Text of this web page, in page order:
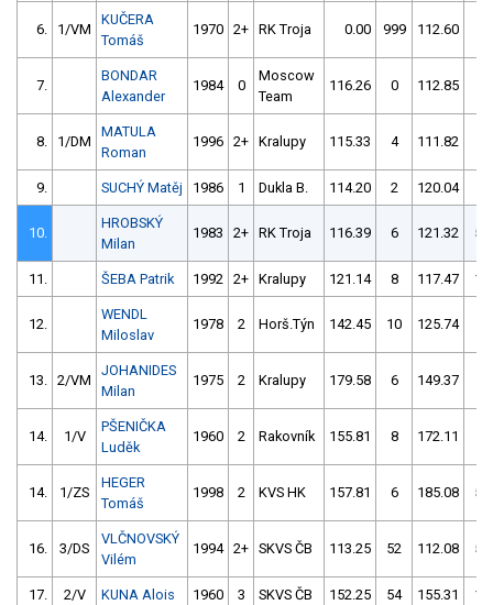
6. 1/VM
KUČERA
Tomáš
1970 2+ RK Troja 0.00 999 112.60
7.
BONDAR
Alexander
1984 0
Moscow
Team
116.26 0 112.85
8. 1/DM
MATULA
Roman
1996 2+ Kralupy 115.33 4 111.82
9. SUCHÝ Matěj 1986 1 Dukla B. 114.20 2 120.04
10.
HROBSKÝ
Milan
1983 2+ RK Troja 116.39 6 121.32 52
11. ŠEBA Patrik 1992 2+ Kralupy 121.14 8 117.47 10
12.
WENDL
Miloslav
1978 2 Horš.Týn 142.45 10 125.74
13. 2/VM
JOHANIDES
Milan
1975 2 Kralupy 179.58 6 149.37
14. 1/V
PŠENIČKA
Luděk
1960 2 Rakovník 155.81 8 172.11
14. 1/ZS
HEGER
Tomáš
1998 2 KVS HK 157.81 6 185.08 58
16. 3/DS
VLČNOVSKÝ
Vilém
1994 2+ SKVS ČB 113.25 52 112.08 54
17. 2/V KUNA Alois 1960 3 SKVS ČB 152.25 54 155.31 10